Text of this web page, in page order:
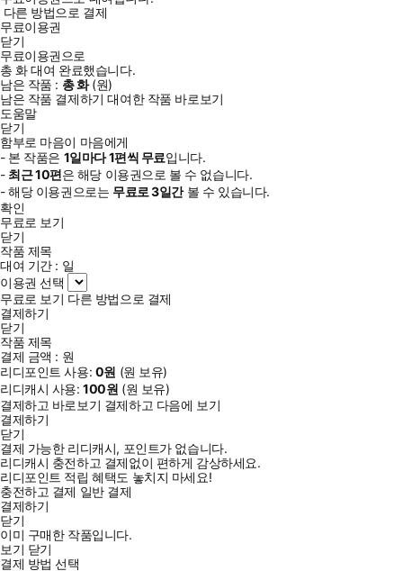
다른 방법으로 결제
무료이용권
닫기
무료이용권으로
총 화대여 완료했습니다.
남은 작품 : 총화(원)
남은 작품 결제하기 대여한 작품 바로보기
도움말
닫기
함부로 마음이 마음에게
- 본 작품은 1일마다1편씩 무료입니다.
- 최근10편은 해당 이용권으로 볼 수 없습니다.
- 해당 이용권으로는 무료로3일간볼 수 있습니다.
확인
무료로 보기
닫기
작품 제목
대여 기간 : 일
이용권 선택
무료로 보기 다른 방법으로 결제
결제하기
닫기
작품 제목
결제 금액 : 원
리디포인트 사용: 0원 (원 보유)
리디캐시 사용:100원 (원 보유)
결제하고 바로보기 결제하고 다음에 보기
결제하기
닫기
결제 가능한 리디캐시, 포인트가 없습니다.
리디캐시 충전하고 결제없이 편하게 감상하세요.
리디포인트 적립 혜택도 놓치지 마세요!
충전하고 결제 일반 결제
결제하기
닫기
이미 구매한 작품입니다.
보기 닫기
결제 방법 선택